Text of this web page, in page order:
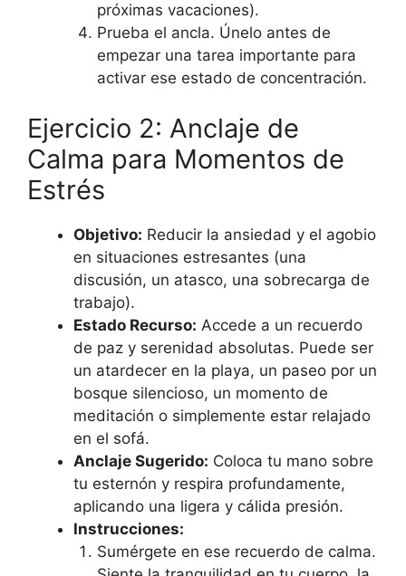
próximas vacaciones).
Prueba el ancla. Únelo antes de
empezar una tarea importante para
activar ese estado de concentración.
Ejercicio 2: Anclaje de
Calma para Momentos de
Estrés
Objetivo: Reducir la ansiedad y el agobio
en situaciones estresantes (una
discusión, un atasco, una sobrecarga de
trabajo).
Estado Recurso: Accede a un recuerdo
de paz y serenidad absolutas. Puede ser
un atardecer en la playa, un paseo por un
bosque silencioso, un momento de
meditación o simplemente estar relajado
en el sofá.
Anclaje Sugerido: Coloca tu mano sobre
tu esternón y respira profundamente,
aplicando una ligera y cálida presión.
Instrucciones:
Sumérgete en ese recuerdo de calma.